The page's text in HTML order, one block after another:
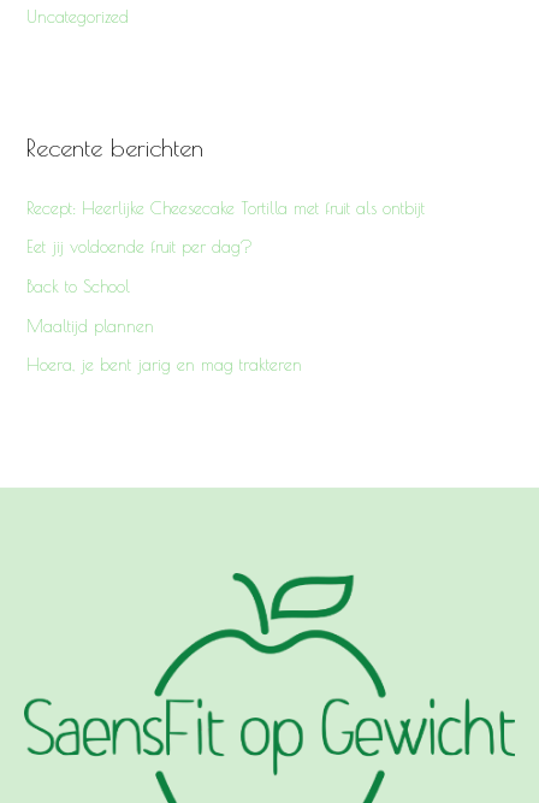
Uncategorized
Recente berichten
Recept: Heerlijke Cheesecake Tortilla met fruit als ontbijt
Eet jij voldoende fruit per dag?
Back to School
Maaltijd plannen
Hoera, je bent jarig en mag trakteren